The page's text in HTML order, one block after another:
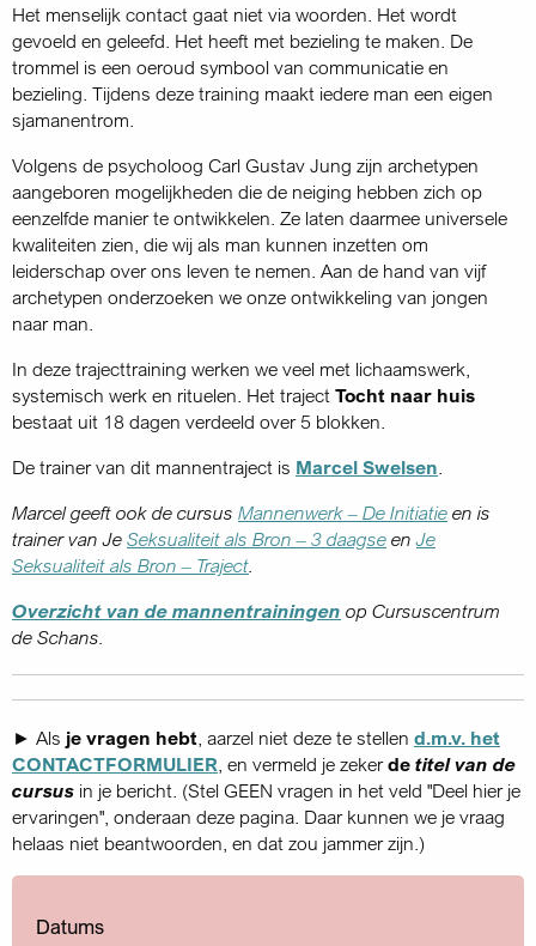
Het menselijk contact gaat niet via woorden. Het wordt
gevoeld en geleefd. Het heeft met bezieling te maken. De
trommel is een oeroud symbool van communicatie en
bezieling. Tijdens deze training maakt iedere man een eigen
sjamanentrom.
Volgens de psycholoog Carl Gustav Jung zijn archetypen
aangeboren mogelijkheden die de neiging hebben zich op
eenzelfde manier te ontwikkelen. Ze laten daarmee universele
kwaliteiten zien, die wij als man kunnen inzetten om
leiderschap over ons leven te nemen. Aan de hand van vijf
archetypen onderzoeken we onze ontwikkeling van jongen
naar man.
In deze trajecttraining werken we veel met lichaamswerk,
systemisch werk en rituelen. Het traject Tocht naar huis
bestaat uit 18 dagen verdeeld over 5 blokken.
De trainer van dit mannentraject is Marcel Swelsen
Marcel geeft ook de cursus Mannenwerk – De Initiatie en is
trainer van Je Seksualiteit als Bron – 3 daagse enJe
Seksualiteit als Bron – Traject
Overzicht van de mannentrainingen op Cursuscentrum
de Schans.
► Als je vragen hebt , aarzel niet deze te stellen d.m.v. het
CONTACTFORMULIER , en vermeld je zekerde titel van de
cursus in je bericht. (Stel GEEN vragen in het veld "Deel hier je
ervaringen", onderaan deze pagina. Daar kunnen we je vraag
helaas niet beantwoorden, en dat zou jammer zijn.)
Datums